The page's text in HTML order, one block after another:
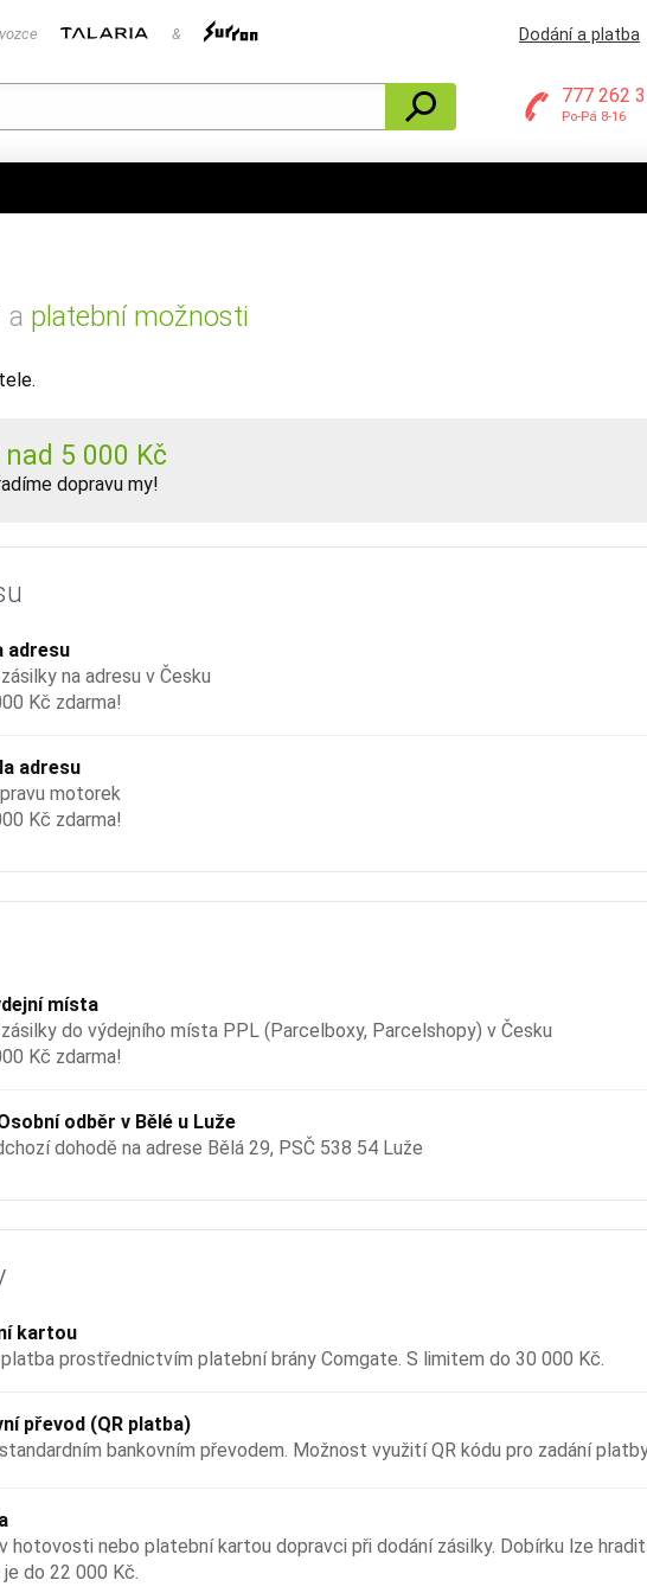
& Dodání a platba
777 262
Po-Pá 8-16
a platební možnosti
5 000 Kč
dopravu my!
adresu
na adresu v Česku
Kč zdarma!
adresu
motorek
Kč zdarma!
místa
do výdejního místa PPL (Parcelboxy, Parcelshopy) v Česku
Kč zdarma!
odběr v Bělé u Luže
dohodě na adrese Bělá 29, PSČ 538 54 Luže
kartou
prostřednictvím platební brány Comgate. S limitem do 30 000 Kč.
převod (QR platba)
bankovním převodem. Možnost využití QR kódu pro zadání
hotovosti nebo platební kartou dopravci při dodání zásilky. Dobírku lze
do 22 000 Kč.